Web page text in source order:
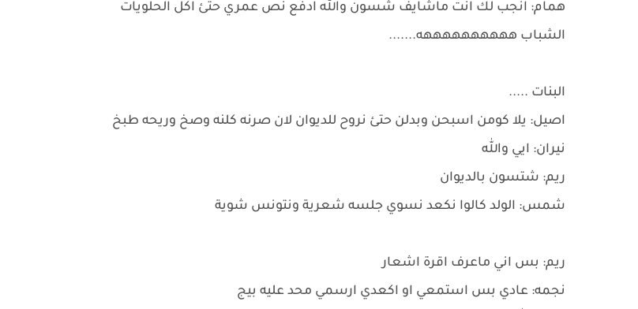
همام: انجب لك انت ماشايف شسون والله ادفع نص عمري حتئ اكل الحلويات
الشباب ههههههههههه.......
البنات .....
اصيل: يلا كومن اسبحن وبدلن حتئ نروح للديوان لان صرنه كلنه وصخ وريحه طبخ
نيران: ايي والله
ريم: شتسون بالديوان
شمس: الولد كالوا نكعد نسوي جلسه شعرية ونتونس شوية
ريم: بس اني ماعرف اقرة اشعار
نجمه: عادي بس استمعي او اكعدي ارسمي محد عليه بيج